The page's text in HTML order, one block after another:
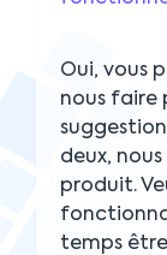
Oui, vous
nous faire
deux,
produit.
temps